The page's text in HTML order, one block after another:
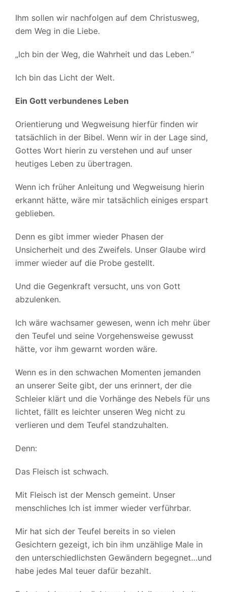
Ihm sollen wir nachfolgen auf dem Christusweg,
dem Weg in die Liebe.
„Ich bin der Weg, die Wahrheit und das Leben.“
Ich bin das Licht der Welt.
Ein Gott verbundenes Leben
Orientierung und Wegweisung hierfür finden wir
tatsächlich in der Bibel. Wenn wir in der Lage sind,
Gottes Wort hierin zu verstehen und auf unser
heutiges Leben zu übertragen.
Wenn ich früher Anleitung und Wegweisung hierin
erkannt hätte, wäre mir tatsächlich einiges erspart
geblieben.
Denn es gibt immer wieder Phasen der
Unsicherheit und des Zweifels. Unser Glaube wird
immer wieder auf die Probe gestellt.
Und die Gegenkraft versucht, uns von Gott
abzulenken.
Ich wäre wachsamer gewesen, wenn ich mehr über
den Teufel und seine Vorgehensweise gewusst
hätte, vor ihm gewarnt worden wäre.
Wenn es in den schwachen Momenten jemanden
an unserer Seite gibt, der uns erinnert, der die
Schleier klärt und die Vorhänge des Nebels für uns
lichtet, fällt es leichter unseren Weg nicht zu
verlieren und dem Teufel standzuhalten.
Denn:
Das Fleisch ist schwach.
Mit Fleisch ist der Mensch gemeint. Unser
menschliches Ich ist immer wieder verführbar.
Mir hat sich der Teufel bereits in so vielen
Gesichtern gezeigt, ich bin ihm unzählige Male in
den unterschiedlichsten Gewändern begegnet…und
habe jedes Mal teuer dafür bezahlt.